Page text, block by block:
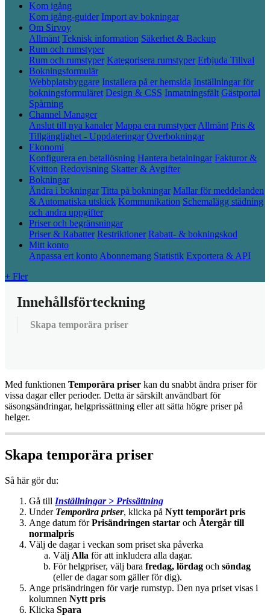
Kom igång
Kom igång-guider Import av bokningar
Om Sirvoy
Allmänt Teknisk information Säkerhet & Backup
Rum och rumstyper
Rum och rumstyper Kategorisera rumstyper Erbjuda Tillval
Bokningsformulär
Webbplatsbyggare Installera på er hemsida Inställningar för
bokningsformuläret Design & CSS Inmatningsfält Gästportal
Spårning
Channel Manager
Anslut till nya kanaler Mappa era rumstyper Allmänt Pris &
Tillgänglighet - Uppdateringar Överbokningar
Ekonomi
Konfigurera en betallösning Hantera betalningar Fakturor &
Kvitton Redovisning Skatter & Avgifter
Bokningar
Ändra i bokningar Titta på bokningar Mallar för meddelanden
& Automatiska utskick Kommunikation Schemalägg städning
och andra uppgifter
Priser och begränsningar
Priser & Rabatter Restriktioner Rabatt- & bokningskod
Mitt konto
Anpassa ert konto Abonnemang Statistik Exportera & API
+ Fler
Innehållsförteckning
Skapa temporära priser
Med funktionen Temporära priser kan du snabbt ändra priser för
vissa dagar eller perioder. Detta är särskilt användbart för
säsongsändringar, helgprissättning eller att sätta högre priser på
helger.
Skapa temporära priser
Så här gör du:
Gå till Inställningar > Prissättning
Under Temporära priser, klicka på Nytt temporärt pris
Ange datum för Prisändringen startar och Återgår till
normalpris
Välj de dagar i veckan som priset ska påverka
Välj Alla för att inkludera alla dagar.
För helgpriser, välj bara fredag, lördag och söndag
(eller de dagar som gäller för dig).
Ange prisändringen för varje rumstyp. Den nya priset visas i
kolumnen Nytt pris
Klicka Spara